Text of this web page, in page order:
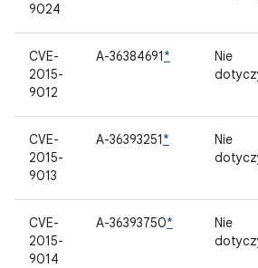
9024
CVE-
2015-
9012
A-36384691*
Nie
CVE-
2015-
9013
A-36393251*
Nie
CVE-
2015-
9014
A-36393750*
Nie